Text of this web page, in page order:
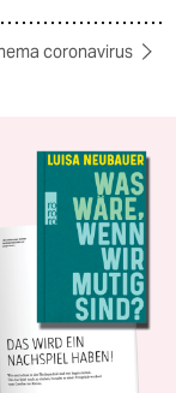
coronavirus